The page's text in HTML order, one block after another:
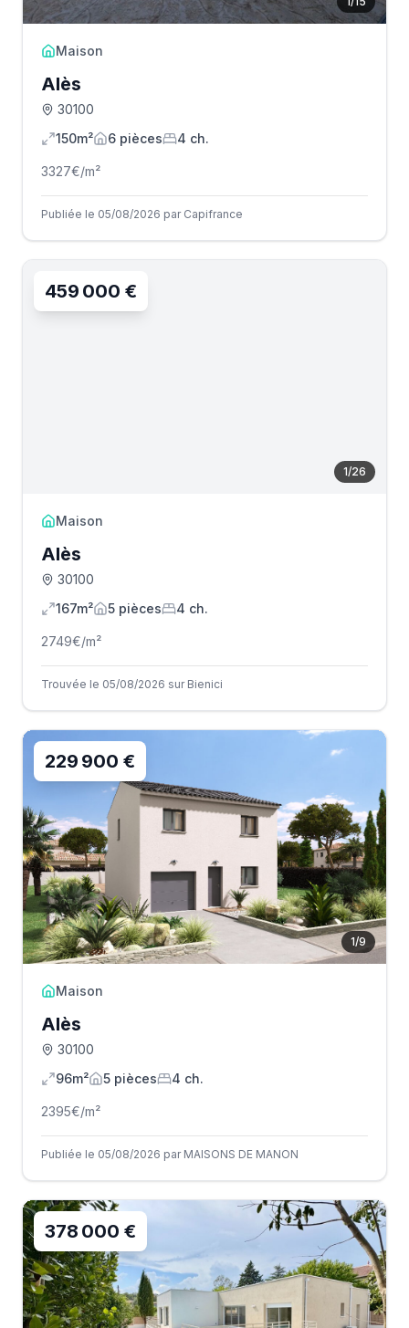
Maison
Alès
30100
150m²
6 pièces 4 ch.
3327€/m²
Publiée le 05/08/2026 par Capifrance
1/26
459 000 €
Maison
Alès
30100
167m²
5 pièces 4 ch.
2749€/m²
Trouvée le 05/08/2026 sur Bienici
1/9
229 900 €
Maison
Alès
30100
96m²
5 pièces 4 ch.
2395€/m²
Publiée le 05/08/2026 par MAISONS DE MANON
378 000 €